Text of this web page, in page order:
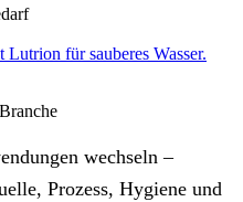
wechseln –
Prozess, Hygiene und